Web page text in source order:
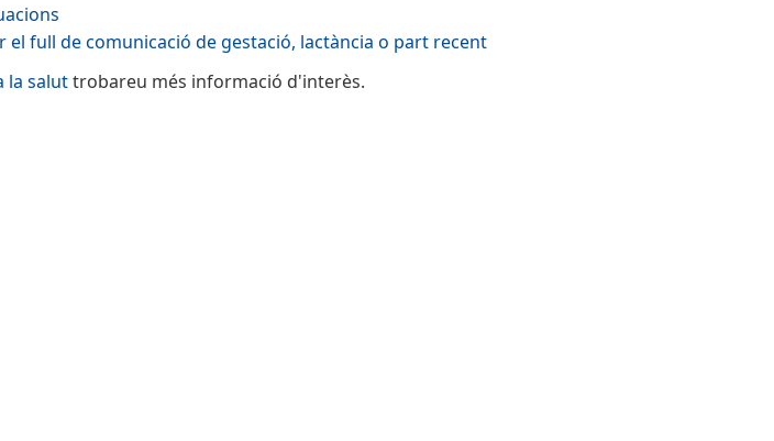
el full de comunicació de gestació, lactància o part recent
la saluttrobareu més informació d'interès.